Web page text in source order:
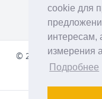
cookie для
интересам,
измерения
Подробнее
© 2001- 2026